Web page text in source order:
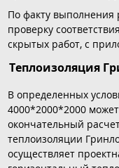
По факту выполнения
проверку
скрытых работ, с
Теплоизоляция
В определенных
4000*2000*2000
окончательный
теплоизоляции
осуществляет